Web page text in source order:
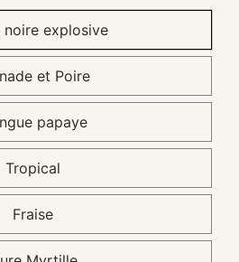
noire explosive
et Poire
papaye
Tropical
Fraise